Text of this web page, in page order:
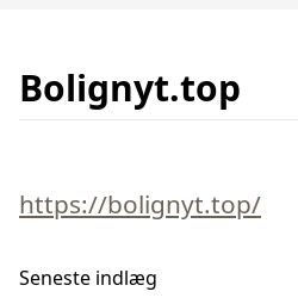
Bolignyt.top
https://bolignyt.top/
Seneste indlæg